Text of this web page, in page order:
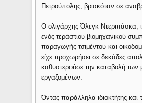
Πετρούπολης, βρισκόταν σε
Ο ολιγάρχης Όλεγκ Ντεριπάσκα,
ενός τεράστιου βιομηχανικού
παραγωγής τσιμέντου και
είχε προχωρήσει σε δεκάδες
καθυστερούσε την καταβολή των
εργαζομένων.
Όντας παράλληλα ιδιοκτήτης και